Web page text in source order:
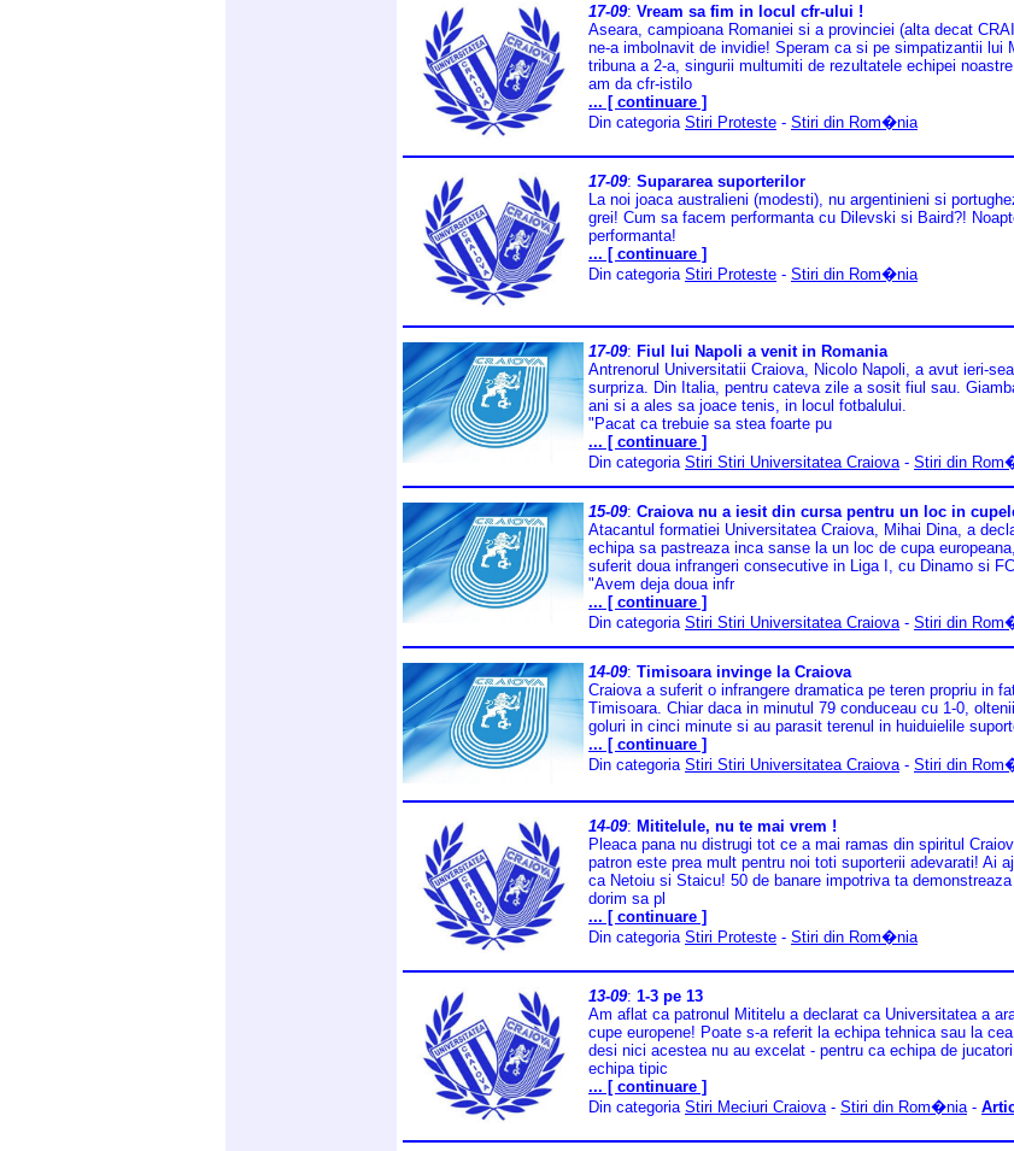
17-09: Vream sa fim in locul cfr-ului !
Aseara, campioana Romaniei si a provinciei (alta decat
ne-a imbolnavit de invidie! Speram ca si pe simpatizantii lui
tribuna a 2-a, singurii multumiti de rezultatele echipei
am da cfr-istilo
... [ continuare ]
Din categoria Stiri Proteste - Stiri din Rom�nia
17-09: Supararea suporterilor
La noi joaca australieni (modesti), nu argentinieni si
grei! Cum sa facem performanta cu Dilevski si Baird?!
performanta!
... [ continuare ]
Din categoria Stiri Proteste - Stiri din Rom�nia
17-09: Fiul lui Napoli a venit in Romania
Antrenorul Universitatii Craiova, Nicolo Napoli, a avut ieri-
surpriza. Din Italia, pentru cateva zile a sosit fiul sau.
ani si a ales sa joace tenis, in locul fotbalului.
"Pacat ca trebuie sa stea foarte pu
... [ continuare ]
Din categoria Stiri Stiri Universitatea Craiova - Stiri din
15-09: Craiova nu a iesit din cursa pentru un loc in
Atacantul formatiei Universitatea Craiova, Mihai Dina, a
echipa sa pastreaza inca sanse la un loc de cupa
suferit doua infrangeri consecutive in Liga I, cu Dinamo si
"Avem deja doua infr
... [ continuare ]
Din categoria Stiri Stiri Universitatea Craiova - Stiri din
14-09: Timisoara invinge la Craiova
Craiova a suferit o infrangere dramatica pe teren propriu in
Timisoara. Chiar daca in minutul 79 conduceau cu 1-0,
goluri in cinci minute si au parasit terenul in huiduielile
... [ continuare ]
Din categoria Stiri Stiri Universitatea Craiova - Stiri din
14-09: Mititelule, nu te mai vrem !
Pleaca pana nu distrugi tot ce a mai ramas din spiritul
patron este prea mult pentru noi toti suporterii adevarati! Ai
ca Netoiu si Staicu! 50 de banare impotriva ta
dorim sa pl
... [ continuare ]
Din categoria Stiri Proteste - Stiri din Rom�nia
13-09: 1-3 pe 13
Am aflat ca patronul Mititelu a declarat ca Universitatea a
cupe europene! Poate s-a referit la echipa tehnica sau la
desi nici acestea nu au excelat - pentru ca echipa de
echipa tipic
... [ continuare ]
Din categoria Stiri Meciuri Craiova - Stiri din Rom�nia -